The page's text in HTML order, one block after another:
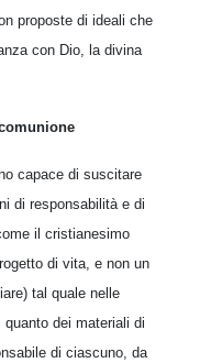
proposte di ideali che
con Dio, la divina
capace di suscitare
di responsabilità e di
il cristianesimo
di vita, e non un
tal quale nelle
dei materiali di
di ciascuno, da